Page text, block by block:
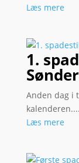
Læs mere
1.
Anden dag i
kalenderen....
Læs mere